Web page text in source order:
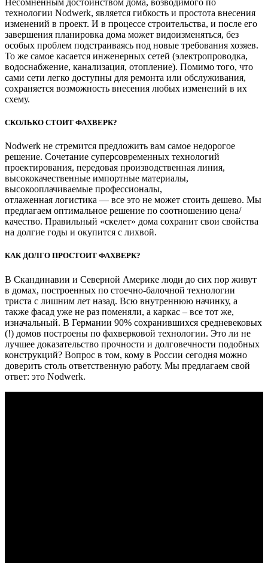
технологии Nodwerk, является гибкость и простота внесения
изменений в проект. И в процессе строительства, и после его
завершения планировка дома может видоизменяться, без
особых проблем подстраиваясь под новые требования хозяев.
То же самое касается инженерных сетей (электропроводка,
водоснабжение, канализация, отопление). Помимо того, что
сами сети легко доступны для ремонта или обслуживания,
сохраняется возможность внесения любых изменений в их
схему.
СКОЛЬКО СТОИТ ФАХВЕРК?
Nodwerk не стремится предложить вам самое недорогое
решение. Сочетание суперсовременных технологий
проектирования, передовая производственная линия,
высококачественные импортные материалы,
высокооплачиваемые профессионалы,
отлаженная логистика — все это не может стоить дешево. Мы
предлагаем оптимальное решение по соотношению цена/
качество. Правильный «скелет» дома сохранит свои свойства
на долгие годы и окупится с лихвой.
КАК ДОЛГО ПРОСТОИТ ФАХВЕРК?
В Скандинавии и Северной Америке люди до сих пор живут
в домах, построенных по стоечно-балочной технологии
триста с лишним лет назад. Всю внутреннюю начинку, а
также фасад уже не раз поменяли, а каркас – все тот же,
изначальный. В Германии 90% сохранившихся средневековых
(!) домов построены по фахверковой технологии. Это ли не
лучшее доказательство прочности и долговечности подобных
конструкций? Вопрос в том, кому в России сегодня можно
доверить столь ответственную работу. Мы предлагаем свой
ответ: это Nodwerk.